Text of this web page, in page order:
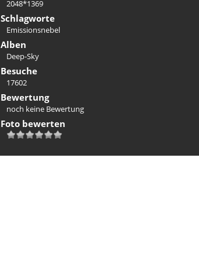
2048*1369
Schlagworte
Emissionsnebel
Alben
Deep-Sky
Besuche
17602
Bewertung
noch keine Bewertung
Foto bewerten